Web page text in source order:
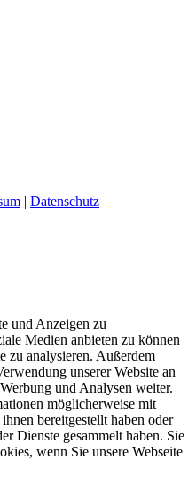
| Datenschutz
und Anzeigen zu
Medien anbieten zu können
zu analysieren. Außerdem
unserer Website an
und Analysen weiter.
möglicherweise mit
bereitgestellt haben oder
Dienste gesammelt haben. Sie
wenn Sie unsere Webseite